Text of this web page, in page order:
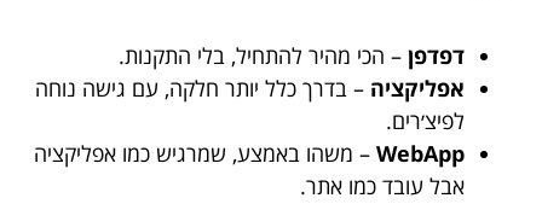
דפדפן – הכי מהיר להתחיל, בלי התקנות.
אפליקציה – בדרך כלל יותר חלקה, עם גישה נוחה
לפיצ׳רים.
WebApp – משהו באמצע, שמרגיש כמו אפליקציה
אבל עובד כמו אתר.